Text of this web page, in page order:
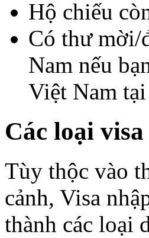
Hộ chiếu
Có thư mời/
Nam nếu
Việt Nam
Các loại
Tùy thộc vào
cảnh, Visa
thành các loại